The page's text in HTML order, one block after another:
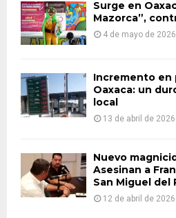
Surge en
Mazorca”,
4 de mayo de 2026
Incremento en
Oaxaca: un
local
13 de abril de 2026
Nuevo
Asesinan a
San Miguel del
12 de abril de 2026